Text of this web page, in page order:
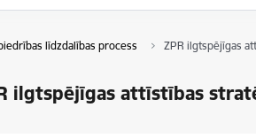
līdzdalības process ZPR ilgtspējīgas
ilgtspējīgas attīstības